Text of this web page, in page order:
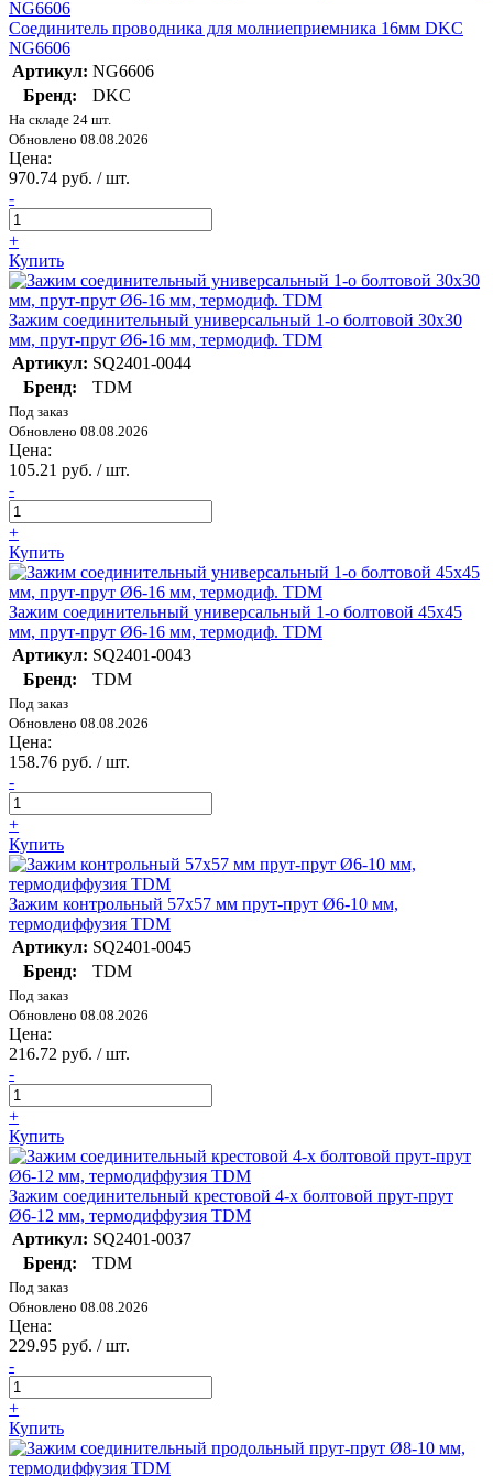
Соединитель проводника для молниеприемника 16мм DKC
NG6606
Артикул: NG6606
Бренд:
DKC
На складе 24 шт.
Обновлено 08.08.2026
Цена:
970.74 руб. / шт.
-
+
Купить
Зажим соединительный универсальный 1-о болтовой 30х30
мм, прут-прут Ø6-16 мм, термодиф. TDM
Артикул: SQ2401-0044
Бренд:
TDM
Под заказ
Обновлено 08.08.2026
Цена:
105.21 руб. / шт.
-
+
Купить
Зажим соединительный универсальный 1-о болтовой 45х45
мм, прут-прут Ø6-16 мм, термодиф. TDM
Артикул: SQ2401-0043
Бренд:
TDM
Под заказ
Обновлено 08.08.2026
Цена:
158.76 руб. / шт.
-
+
Купить
Зажим контрольный 57х57 мм прут-прут Ø6-10 мм,
термодиффузия TDM
Артикул: SQ2401-0045
Бренд:
TDM
Под заказ
Обновлено 08.08.2026
Цена:
216.72 руб. / шт.
-
+
Купить
Зажим соединительный крестовой 4-х болтовой прут-прут
Ø6-12 мм, термодиффузия TDM
Артикул: SQ2401-0037
Бренд:
TDM
Под заказ
Обновлено 08.08.2026
Цена:
229.95 руб. / шт.
-
+
Купить